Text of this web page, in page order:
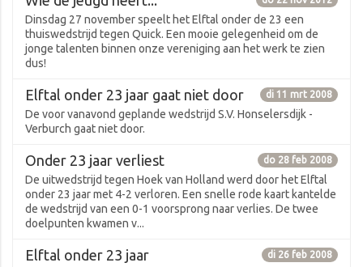
Dinsdag 27 november speelt het Elftal onder de 23 een
thuiswedstrijd tegen Quick. Een mooie gelegenheid om de
jonge talenten binnen onze vereniging aan het werk te zien
dus!
Elftal onder 23 jaar gaat niet door di 11 mrt 2008
De voor vanavond geplande wedstrijd S.V. Honselersdijk -
Verburch gaat niet door.
Onder 23 jaar verliest do 28 feb 2008
De uitwedstrijd tegen Hoek van Holland werd door het Elftal
onder 23 jaar met 4-2 verloren. Een snelle rode kaart kantelde
de wedstrijd van een 0-1 voorsprong naar verlies. De twee
doelpunten kwamen v...
Elftal onder 23 jaar di 26 feb 2008